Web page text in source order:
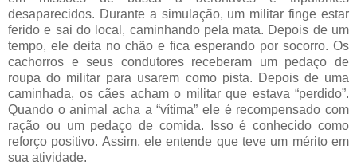
desaparecidos. Durante a simulação, um militar finge estar
ferido e sai do local, caminhando pela mata. Depois de um
tempo, ele deita no chão e fica esperando por socorro. Os
cachorros e seus condutores receberam um pedaço de
roupa do militar para usarem como pista. Depois de uma
caminhada, os cães acham o militar que estava “perdido”.
Quando o animal acha a “vítima” ele é recompensado com
ração ou um pedaço de comida. Isso é conhecido como
reforço positivo. Assim, ele entende que teve um mérito em
sua atividade.